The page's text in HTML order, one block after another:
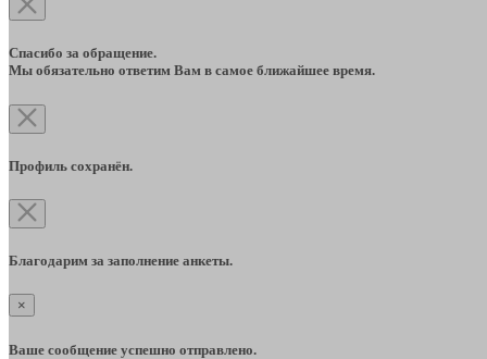
Спасибо за обращение.
Мы обязательно ответим Вам в самое ближайшее время.
Профиль сохранён.
Благодарим за заполнение анкеты.
×
Ваше сообщение успешно отправлено.